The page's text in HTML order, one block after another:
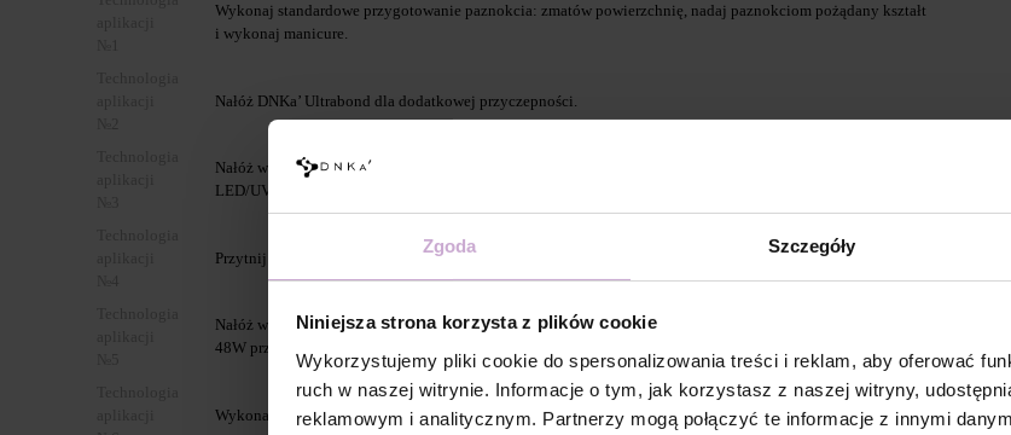
Zgoda Szczegóły
Niniejsza strona korzysta z plików cookie
Wykorzystujemy pliki cookie do spersonalizowania treści i reklam, aby oferować
ruch w naszej witrynie. Informacje o tym, jak korzystasz z naszej witryny,
reklamowym i analitycznym. Partnerzy mogą połączyć te informacje z innymi
Wykonaj standardowe przygotowanie paznokcia: zmatów powierzchnię, nadaj paznokciom pożądany kształt
i wykonaj manicure.
Nałóż DNKa’ Ultrabond dla dodatkowej przyczepności.
Nałóż wcierającymi ruchami warstwę DNKa’ Multi Base/Low Acid base/Rubber Base i utwardzaj w lampie
LED/UV 48W przez 30 sek.
Przytnij i dopasuj formę do przedłużania pod naturalny paznokieć.
Nałóż wybrany żel DNKa’ cienką warstwą imitującą wolny brzeg i utwardzamy w lampie w lampie LED/UV
48W przez 2-4 minuty.
Wykonaj piłowanie przedłużonego wolnego brzegu paznokcia.